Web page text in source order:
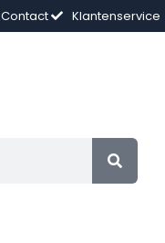
Contact Klantenservice